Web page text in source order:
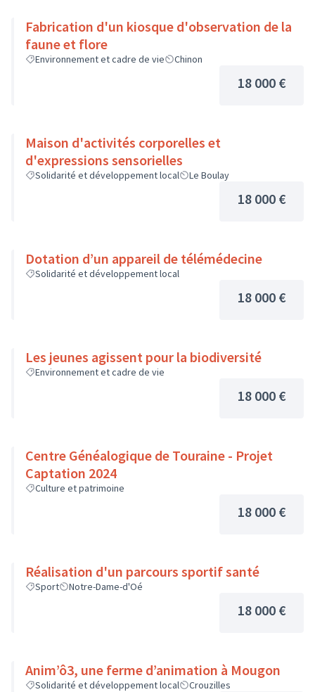
Fabrication d'un kiosque d'observation de la
faune et flore
Environnement et cadre de vie Chinon
18 000 €
Maison d'activités corporelles et
d'expressions sensorielles
Solidarité et développement local Le Boulay
18 000 €
Dotation d’un appareil de télémédecine
Solidarité et développement local
18 000 €
Les jeunes agissent pour la biodiversité
Environnement et cadre de vie
18 000 €
Centre Généalogique de Touraine - Projet
Captation 2024
Culture et patrimoine
18 000 €
Réalisation d'un parcours sportif santé
Sport Notre-Dame-d'Oé
18 000 €
Anim’ô3, une ferme d’animation à Mougon
Solidarité et développement local Crouzilles